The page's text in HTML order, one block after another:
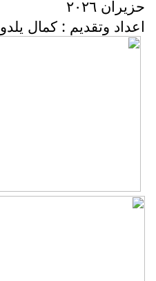
حزيران ٢٠٢٦
اعداد وتقديم : كمال يلدو